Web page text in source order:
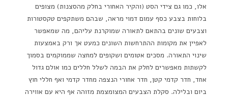
אלו, כמו גם צידי הסט (והקיר האחורי בחלק מהסצנות) מצופים
בלוחות בצבע כסף עמום דמוי מראה, שבהם משתקפים טקסטורות
וצבעים שונים בהתאם לתאורה שמוקרנת עליהם, מה שמאפשר
לאפיין את מקומות ההתרחשות השונים כמעט אך ורק באמצעות
שינוי התאורה. מסכים אטומים ושקופים למחצה שממוקמים בסמוך
לקשתות מאפשרים לחלק את הבמה לשלל חללים כמו אולם גדול
אחד, חדר קדמי קטן, חדר אחורי הנצפה מחדר קדמי ואף חללי חוץ
ביום ובלילה. סקלת הצבעים המצומצמת מזוהה אף היא עם אווירה